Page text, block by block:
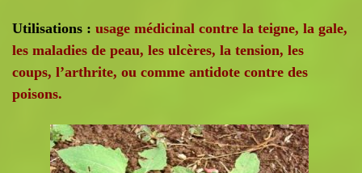
Utilisations : usage médicinal contre la teigne, la gale,
les maladies de peau, les ulcères, la tension, les
coups, l’arthrite, ou comme antidote contre des
poisons.